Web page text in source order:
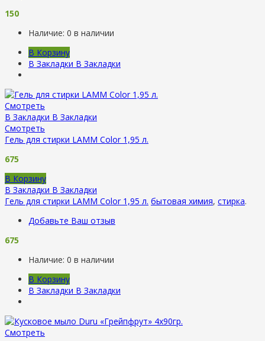
150
Наличие: 0 в наличии
В Корзину
В Закладки В Закладки
Смотреть
В Закладки В Закладки
Смотреть
Гель для стирки LAMM Color 1,95 л.
675
В Корзину
В Закладки В Закладки
Гель для стирки LAMM Color 1,95 л. бытовая химия, стирка.
Добавьте Ваш отзыв
675
Наличие: 0 в наличии
В Корзину
В Закладки В Закладки
Смотреть